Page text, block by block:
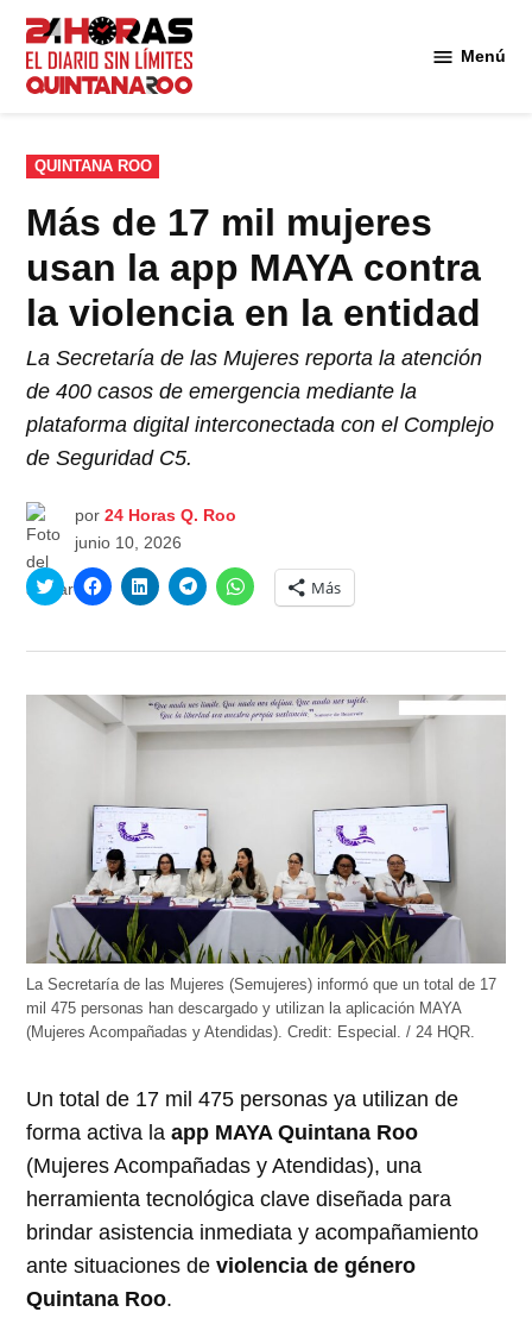
Saltar
contenido
Menú
PUBLICADO
EN
QUINTANA ROO
Más de 17 mil mujeres
usan la app MAYA contra
la violencia en la entidad
La Secretaría de las Mujeres reporta la atención
de 400 casos de emergencia mediante la
plataforma digital interconectada con el Complejo
de Seguridad C5.
por 24 Horas Q. Roo
junio 10, 2026
Haz
clic
abre
en
una
ventana
Haz
clic
abre
en
una
ventana
nueva)
Haz
clic
abre
en
una
ventana
nueva)
Haz
clic
abre
en
una
ventana
nueva)
Haz
clic
abre
en
una
ventana
nueva)
Más
La Secretaría de las Mujeres (Semujeres) informó que un total de 17
mil 475 personas han descargado y utilizan la aplicación MAYA
(Mujeres Acompañadas y Atendidas).Credit: Especial. / 24 HQR.
Un total de 17 mil 475 personas ya utilizan de
forma activa laapp MAYA Quintana Roo
(Mujeres Acompañadas y Atendidas), una
herramienta tecnológica clave diseñada para
brindar asistencia inmediata y acompañamiento
ante situaciones deviolencia de género
Quintana Roo.